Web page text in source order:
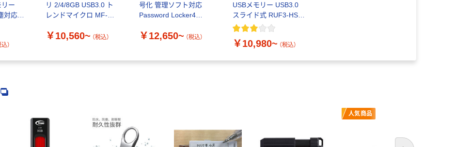
リー
応モ
リー
込）
リ 2/4/8GB USB3.0 ト
レンドマイクロ MF-
ム
￥10,560~ （税込）
号化 管理ソフト対応
Password Locker4
￥12,650~ （税込）
USBメモリー USB3.0
スライド式 RUF3-HSL
シリーズ
￥10,980~ （税込）
人気商品